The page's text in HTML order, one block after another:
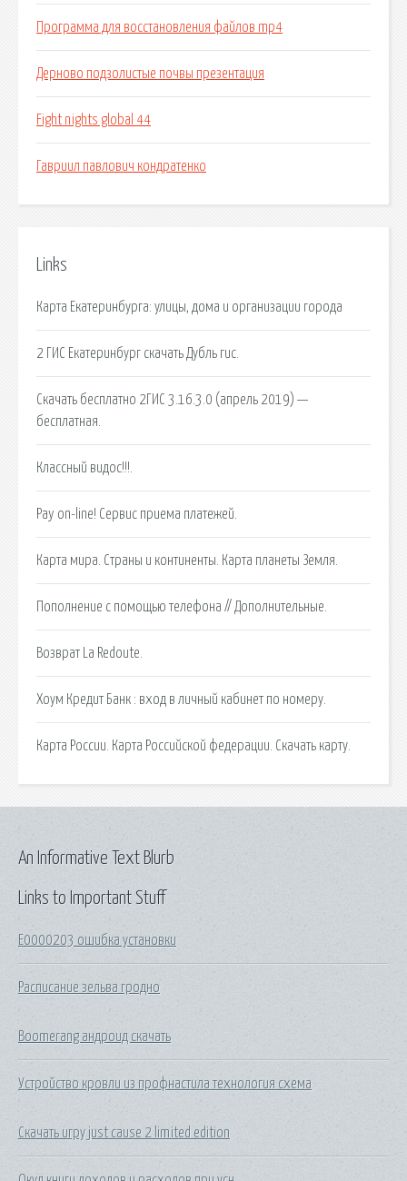
Программа для восстановления файлов mp4
Дерново подзолистые почвы презентация
Fight nights global 44
Гавриил павлович кондратенко
Links
Карта Екатеринбурга: улицы, дома и организации города
2 ГИС Екатеринбург скачать Дубль гис.
Скачать бесплатно 2ГИС 3.16.3.0 (апрель 2019) —
бесплатная.
Классный видос!!!.
Pay on-line! Сервис приема платежей.
Карта мира. Страны и континенты. Карта планеты Земля.
Пополнение с помощью телефона // Дополнительные.
Возврат La Redoute.
Хоум Кредит Банк : вход в личный кабинет по номеру.
Карта России. Карта Российской федерации. Скачать карту.
Links to Important Stuff
E0000203 ошибка установки
Расписание зельва гродно
Boomerang андроид скачать
Устройство кровли из профнастила технология схема
Скачать игру just cause 2 limited edition
An Informative Text Blurb